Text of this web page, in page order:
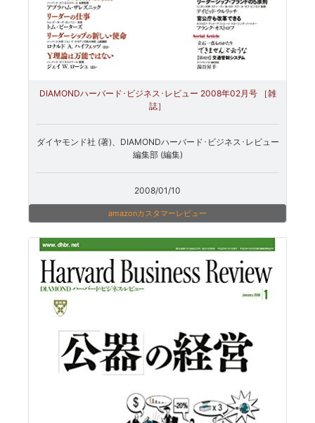
DIAMONDハーバード･ビジネス･レビュー 2008年02月号 ［雑
誌］
ダイヤモンド社 (著)、DIAMONDハーバード･ビジネス･レビュー
編集部 (編集)
2008/01/10
amazonカスタマーレビュー